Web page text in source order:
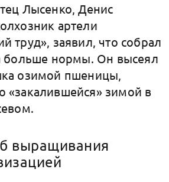
Лысенко, Денис
артели
труд», заявил, что собрал
больше нормы. Он высеял
озимой пшеницы,
«закалившейся» зимой в
выращивания